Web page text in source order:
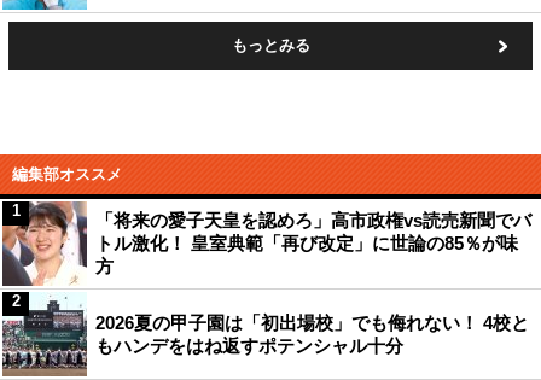
もっとみる
編集部オススメ
「将来の愛子天皇を認めろ」高市政権vs読売新聞でバ
トル激化！ 皇室典範「再び改定」に世論の85％が味
方
1
2026夏の甲子園は「初出場校」でも侮れない！ 4校と
もハンデをはね返すポテンシャル十分
2